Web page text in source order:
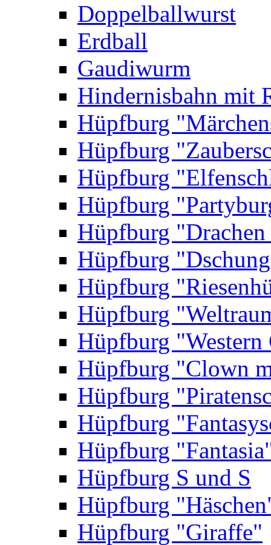
Doppelballwurst
Erdball
Gaudiwurm
Hindernisbahn mit
Hüpfburg
Hüpfburg
Hüpfburg
Hüpfburg
Hüpfburg
Hüpfburg
Hüpfburg
Hüpfburg
Hüpfburg
Hüpfburg "Clown
Hüpfburg
Hüpfburg
Hüpfburg
Hüpfburg S und S
Hüpfburg
Hüpfburg "Giraffe"